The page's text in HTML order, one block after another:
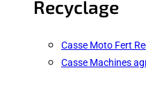
Recyclage
Casse Moto Fert
Casse Machines